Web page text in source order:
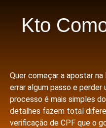
Kto
Quer começar a apostar
errar algum passo e perder
processo é mais simples
detalhes fazem total
verificação de CPF que o